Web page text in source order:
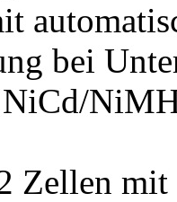
bei
Zellen mit